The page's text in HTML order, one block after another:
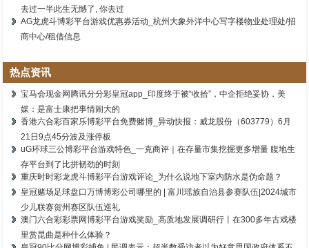
去过一半此生无憾了, 你去过
AG龙虎斗博彩平台游戏优惠券活动_杭州大象外洋中心写字楼物业处理处/招
商中心/租借信息
热点资讯
宝马会现金网腾讯分分彩皇冠app_印度终于被“收拾”，中企拒绝妥协，美
媒：是富士康把事情闹大的
香港六合彩百家乐博彩平台免费赌博_异动快报：威龙股份（603779）6月
21日9点45分波及涨停板
uG环球三公博彩平台游戏特色_一克商评｜在存量市集挖掘更多增量 腹地生
存平台到了比拼韧劲的时刻
重庆时时彩龙虎斗博彩平台游戏评论_为什么说地下室内防水是伪命题？
皇冠赌场足球盘口万博博彩公司哪里的 | 富川瑶族自治县参赛队伍|2024城市
少儿联赛贺州赛区队伍巡礼
澳门六合彩彩票网博彩平台游戏奖励_高质地发展调研行丨在300多年古戏楼
里赏昆曲是种什么体验？